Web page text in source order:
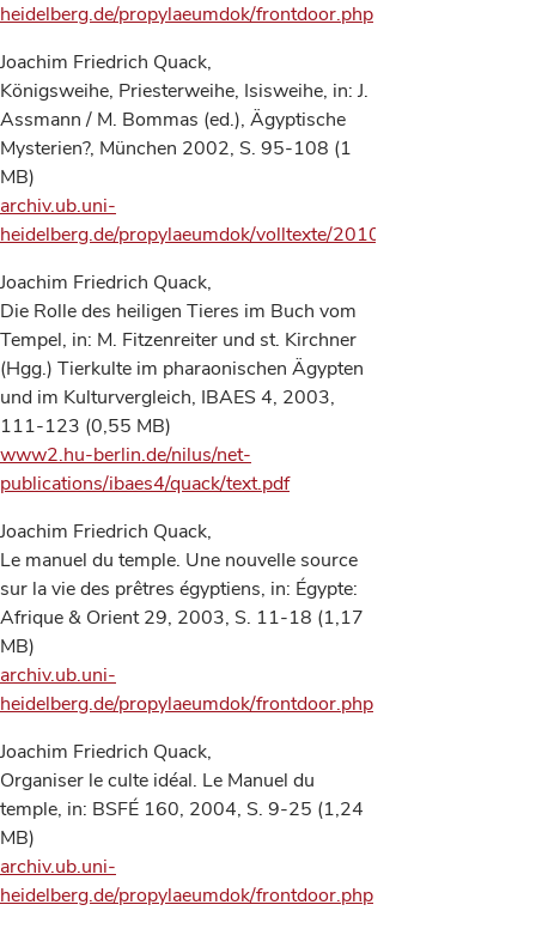
heidelberg.de/propylaeumdok/frontdoor.php
Joachim Friedrich Quack,
Königsweihe, Priesterweihe, Isisweihe, in: J.
Assmann / M. Bommas (ed.), Ägyptische
Mysterien?, München 2002, S. 95-108 (1
MB)
archiv.ub.uni-
heidelberg.de/propylaeumdok/volltexte/2010/612/
Joachim Friedrich Quack,
Die Rolle des heiligen Tieres im Buch vom
Tempel, in: M. Fitzenreiter und st. Kirchner
(Hgg.) Tierkulte im pharaonischen Ägypten
und im Kulturvergleich, IBAES 4, 2003,
111-123 (0,55 MB)
www2.hu-berlin.de/nilus/net-
publications/ibaes4/quack/text.pdf
Joachim Friedrich Quack,
Le manuel du temple. Une nouvelle source
sur la vie des prêtres égyptiens, in: Égypte:
Afrique & Orient 29, 2003, S. 11-18 (1,17
MB)
archiv.ub.uni-
heidelberg.de/propylaeumdok/frontdoor.php
Joachim Friedrich Quack,
Organiser le culte idéal. Le Manuel du
temple, in: BSFÉ 160, 2004, S. 9-25 (1,24
MB)
archiv.ub.uni-
heidelberg.de/propylaeumdok/frontdoor.php